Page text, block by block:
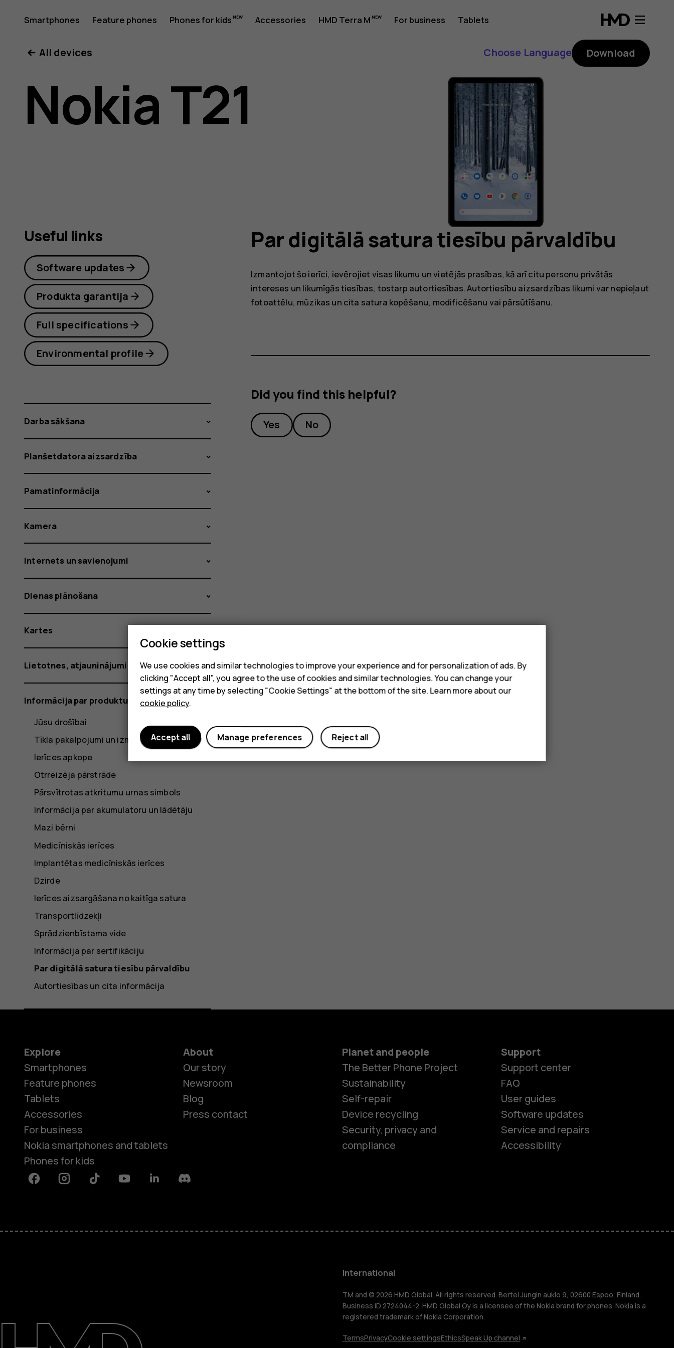
Nokia
T21
user
Smartphones Feature phones Phones for kids Accessories HMD Terra M For business Tablets
Smartphones
Accessories
HMD Terra M
For business
Support
All devices Choose Language Download
Nokia T21
Par digitālā satura tiesību pārvaldību
Izmantojot šo ierīci, ievērojiet visas likumu un vietējās prasības, kā arī citu personu privātās
intereses un likumīgās tiesības, tostarp autortiesības. Autortiesību aizsardzības likumi var nepieļaut
fotoattēlu, mūzikas un cita satura kopēšanu, modificēšanu vai pārsūtīšanu.
Did you find this helpful?
Yes No
Useful links
Software updates
Produkta garantija
Full specifications
Environmental profile
Darba sākšana
Planšetdatora aizsardzība
Pamatinformācija
Kamera
Internets un savienojumi
Dienas plānošana
Kartes
Lietotnes, atjauninājumi un dublējumi
Informācija par produktu un drošību
Jūsu drošībai
Tīkla pakalpojumi un izmaksas
Ierīces apkope
Otrreizēja pārstrāde
Pārsvītrotas atkritumu urnas simbols
Informācija par akumulatoru un lādētāju
Mazi bērni
Medicīniskās ierīces
Implantētas medicīniskās ierīces
Dzirde
Ierīces aizsargāšana no kaitīga satura
Transportlīdzekļi
Sprādzienbīstama vide
Informācija par sertifikāciju
Par digitālā satura tiesību pārvaldību
Autortiesības un cita informācija
Explore
Smartphones
Feature phones
Tablets
Accessories
For business
Nokia smartphones and tablets
Phones for kids
About
Our story
Newsroom
Blog
Press contact
Planet and people
The Better Phone Project
Sustainability
Self-repair
Device recycling
Security, privacy and
compliance
Support
Support center
FAQ
User guides
Software updates
Service and repairs
Accessibility
FacebookInstagramTiktok YoutubeLinkedinDiscord
International
TM and © 2026 HMD Global. All rights reserved. Bertel Jungin aukio 9, 02600 Espoo, Finland.
Business ID 2724044-2. HMD Global Oy is a licensee of the Nokia brand for phones. Nokia is a
registered trademark of Nokia Corporation.
TermsPrivacyCookie settingsEthicsSpeak Up channel
Cookie settings
We use cookies and similar technologies to improve your experience and for personalization of ads. By
clicking "Accept all", you agree to the use of cookies and similar technologies. You can change your
settings at any time by selecting "Cookie Settings" at the bottom of the site. Learn more about our
cookie policy.
Reject all
Manage preferences
Accept all